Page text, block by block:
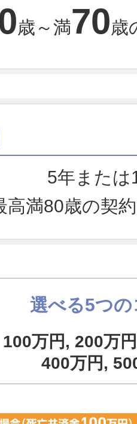
歳～満70歳
5年または
高満80歳の契
選べる5つの
100万円, 200万
400万円,